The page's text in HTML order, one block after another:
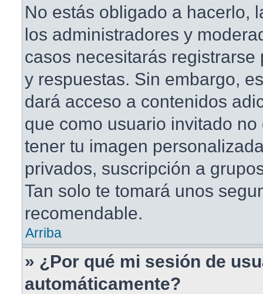
No estás obligado a hacerlo,
los administradores y
casos necesitarás registrarse
y respuestas. Sin embargo,
dará acceso a contenidos
que como usuario invitado
tener tu imagen
privados, suscripción a
Tan solo te tomará unos
recomendable.
Arriba
» ¿Por qué mi sesión de
automáticamente?